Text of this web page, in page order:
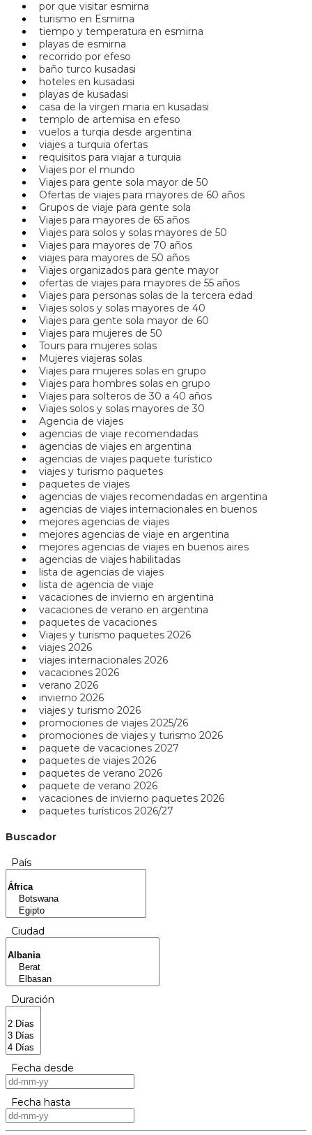
por que visitar esmirna
turismo en Esmirna
tiempo y temperatura en esmirna
playas de esmirna
recorrido por efeso
baño turco kusadasi
hoteles en kusadasi
playas de kusadasi
casa de la virgen maria en kusadasi
templo de artemisa en efeso
vuelos a turqia desde argentina
viajes a turquia ofertas
requisitos para viajar a turquia
Viajes por el mundo
Viajes para gente sola mayor de 50
Ofertas de viajes para mayores de 60 años
Grupos de viaje para gente sola
Viajes para mayores de 65 años
Viajes para solos y solas mayores de 50
Viajes para mayores de 70 años
viajes para mayores de 50 años
Viajes organizados para gente mayor
ofertas de viajes para mayores de 55 años
Viajes para personas solas de la tercera edad
Viajes solos y solas mayores de 40
Viajes para gente sola mayor de 60
Viajes para mujeres de 50
Tours para mujeres solas
Mujeres viajeras solas
Viajes para mujeres solas en grupo
Viajes para hombres solas en grupo
Viajes para solteros de 30 a 40 años
Viajes solos y solas mayores de 30
Agencia de viajes
agencias de viaje recomendadas
agencias de viajes en argentina
agencias de viajes paquete turístico
viajes y turismo paquetes
paquetes de viajes
agencias de viajes recomendadas en argentina
agencias de viajes internacionales en buenos
mejores agencias de viajes
mejores agencias de viaje en argentina
mejores agencias de viajes en buenos aires
agencias de viajes habilitadas
lista de agencias de viajes
lista de agencia de viaje
vacaciones de invierno en argentina
vacaciones de verano en argentina
paquetes de vacaciones
Viajes y turismo paquetes 2026
viajes 2026
viajes internacionales 2026
vacaciones 2026
verano 2026
invierno 2026
viajes y turismo 2026
promociones de viajes 2025/26
promociones de viajes y turismo 2026
paquete de vacaciones 2027
paquetes de viajes 2026
paquetes de verano 2026
paquete de verano 2026
vacaciones de invierno paquetes 2026
paquetes turísticos 2026/27
Buscador
País
Ciudad
Duración
Fecha desde
Fecha hasta